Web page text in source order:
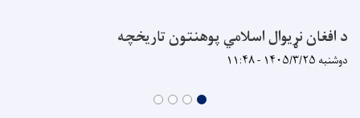
د افغان نړیوال اسلامي پوهنتون تاریخچه
دوشنبه ۱۴۰۵/۳/۲۵ - ۱۱:۴۸